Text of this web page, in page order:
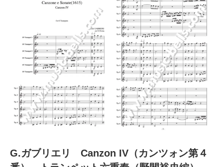
G.ガブリエリ Canzon IV（カンツォン第４